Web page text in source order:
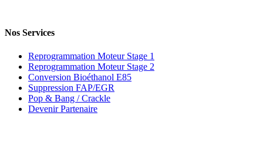
Nos Services
Reprogrammation Moteur Stage 1
Reprogrammation Moteur Stage 2
Conversion Bioéthanol E85
Suppression FAP/EGR
Pop & Bang / Crackle
Devenir Partenaire